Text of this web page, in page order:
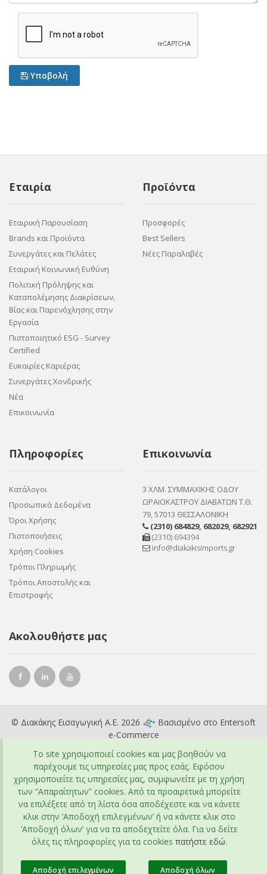
Υποβολή
Εταιρία
Εταιρική Παρουσίαση
Brands και Προϊόντα
Συνεργάτες και Πελάτες
Εταιρική Κοινωνική Ευθύνη
Πολιτική Πρόληψης και
Καταπολέμησης Διακρίσεων,
Βίας και Παρενόχλησης στην
Εργασία
Πιστοποιητικό ESG - Survey
Certified
Ευκαιρίες Καριέρας
Συνεργάτες Χονδρικής
Νέα
Επικοινωνία
Προϊόντα
Προσφορές
Best Sellers
Νέες Παραλαβές
Πληροφορίες
Κατάλογοι
Προσωπικά Δεδομένα
Όροι Χρήσης
Πιστοποιήσεις
Χρήση Cookies
Τρόποι Πληρωμής
Τρόποι Αποστολής και
Επιστροφής
Επικοινωνία
3 ΧΛΜ. ΣΥΜΜΑΧΙΚΗΣ ΟΔΟΥ
ΩΡΑΙΟΚΑΣΤΡΟΥ ΔΙΑΒΑΤΩΝ Τ.Θ.
79, 57013 ΘΕΣΣΑΛΟΝΙΚΗ
(2310) 684829, 682029, 682921
(2310) 694394
info@diakakisimports.gr
Ακολουθήστε μας
© Διακάκης Εισαγωγική Α.Ε. 2026 Βασισμένο στο Entersoft
e-Commerce
To site χρησιμοποιεί cookies και μας βοηθούν να
παρέχουμε τις υπηρεσίες μας προς εσάς. Εφόσον
χρησιμοποιείτε τις υπηρεσίες μας, συμφωνείτε με τη χρήση
των “Απαραίτητων” cookies. Από τα προαιρετικά μπορείτε
να επιλέξετε από τη λίστα όσα αποδέχεστε και να κάνετε
κλικ στην ‘Αποδοχή επιλεγμένων’ ή να κάνετε κλικ στο
‘Αποδοχή όλων’ για να τα αποδεχτείτε όλα. Για να δείτε
όλες τις πληροφορίες για τα cookies πατήστε εδώ.
Αποδοχή επιλεγμένων Αποδοχή όλων